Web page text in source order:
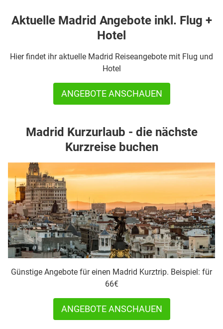
Aktuelle Madrid Angebote inkl. Flug +
Hotel
Hier findet ihr aktuelle Madrid Reiseangebote mit Flug und
Hotel
ANGEBOTE ANSCHAUEN
Madrid Kurzurlaub - die nächste
Kurzreise buchen
Günstige Angebote für einen Madrid Kurztrip. Beispiel: für
66€
ANGEBOTE ANSCHAUEN